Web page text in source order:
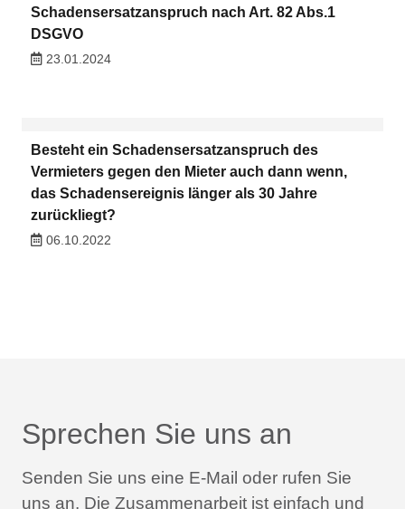
Schadensersatzanspruch nach Art. 82 Abs.1
DSGVO
23.01.2024
Besteht ein Schadensersatzanspruch des
Vermieters gegen den Mieter auch dann wenn,
das Schadensereignis länger als 30 Jahre
zurückliegt?
06.10.2022
Sprechen Sie uns an
Senden Sie uns eine E-Mail oder rufen Sie
uns an. Die Zusammenarbeit ist einfach und